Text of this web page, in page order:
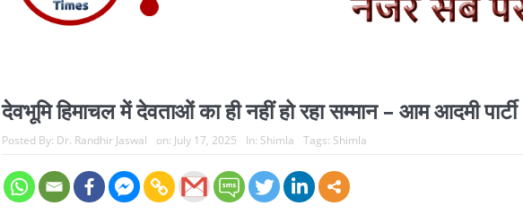
देवभूमि हिमाचल में देवताओं का ही नहीं हो रहा सम्मान – आम आदमी पार्टी
Posted By: Dr. Randhir Jaswal on: July 17, 2025 In: Shimla Tags: Shimla